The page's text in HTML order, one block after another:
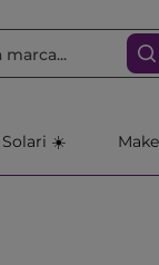
Solari ☀️